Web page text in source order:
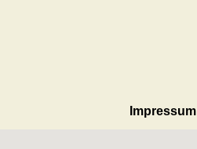
Impressum